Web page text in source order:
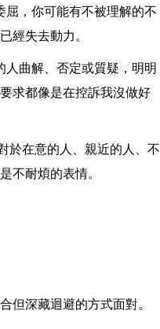
屈，你可能有不被理解的不
經失去動力。
人曲解、否定或質疑，明明
求都像是在控訴我沒做好
於在意的人、親近的人、不
不耐煩的表情。
但深藏迴避的方式面對。